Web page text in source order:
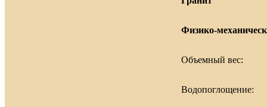
Физико-
Объемный вес:
Водопоглощение: